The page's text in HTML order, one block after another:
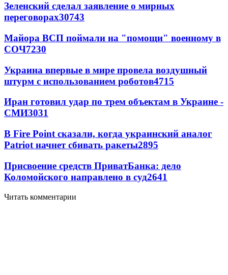
Зеленский сделал заявление о мирных
переговорах30743
Майора ВСП поймали на "помощи" военному в
СОЧ7230
Украина впервые в мире провела воздушный
штурм с использованием роботов4715
Иран готовил удар по трем объектам в Украине -
СМИ3031
В Fire Point сказали, когда украинский аналог
Patriot начнет сбивать ракеты2895
Присвоение средств ПриватБанка: дело
Коломойского направлено в суд2641
Читать комментарии